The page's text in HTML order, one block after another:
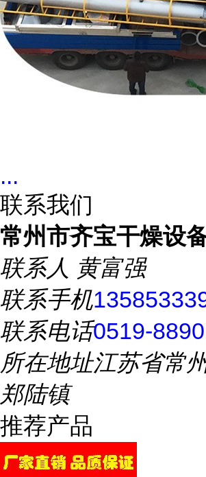
...
联系我们
常州市齐宝干燥设
联系人 黄富强
联系手机
联系电话0519-
所在地址江苏省常
郑陆镇
推荐产品